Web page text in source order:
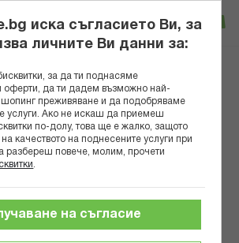
Вход
иска съгласието Ви, за
личните Ви данни за:
за да ти поднасяме
оферти, да ти дадем възможно най-
шопинг преживяване и да подобряваме
услуги. Ако не искаш да приемеш
по-долу, това ще е жалко, защото
качеството на поднесените услуги при
разбереш повече, молим, прочети
на съгласие